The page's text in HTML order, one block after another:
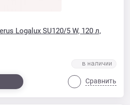
Logalux SU120/5 W, 120 л,
Сравнить